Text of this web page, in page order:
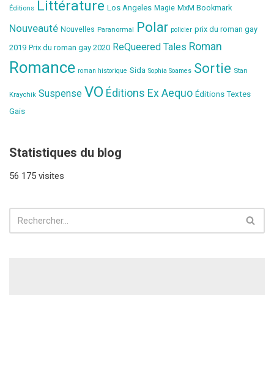
Éditions Littérature Los Angeles Magie MxM Bookmark
Nouveauté Nouvelles Paranormal Polar policier prix du roman gay
2019 Prix du roman gay 2020 ReQueered Tales Roman
Romance roman historique Sida Sophia Soames Sortie Stan
Kraychik Suspense VO Éditions Ex Aequo Éditions Textes
Gais
Statistiques du blog
56 175 visites